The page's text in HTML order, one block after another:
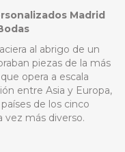
Madrid
al abrigo de un
piezas de la más
opera a escala
entre Asia y Europa,
de los cinco
vez más diverso.